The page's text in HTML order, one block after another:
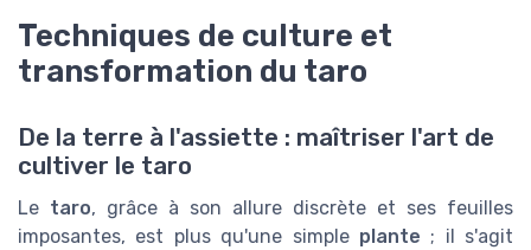
Techniques de culture et
transformation du taro
De la terre à l'assiette : maîtriser l'art de
cultiver le taro
Le taro, grâce à son allure discrète et ses feuilles
imposantes, est plus qu'une simple plante ; il s'agit